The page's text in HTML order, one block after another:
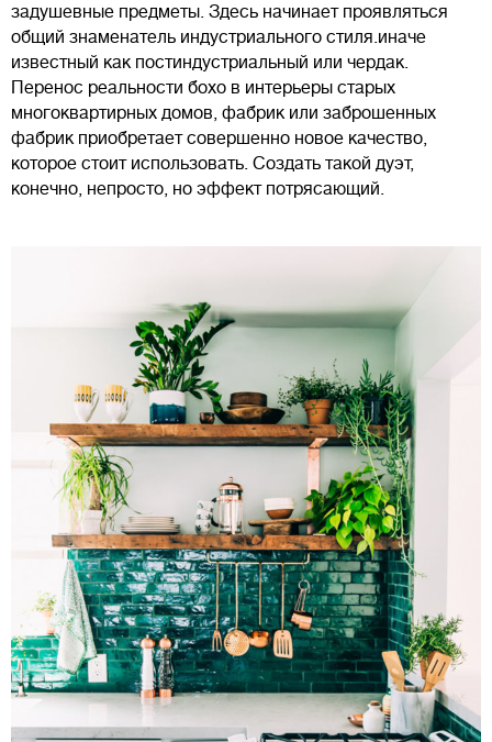
задушевные предметы. Здесь начинает проявляться
общий знаменатель индустриального стиля.иначе
известный как постиндустриальный или чердак.
Перенос реальности бохо в интерьеры старых
многоквартирных домов, фабрик или заброшенных
фабрик приобретает совершенно новое качество,
которое стоит использовать. Создать такой дуэт,
конечно, непросто, но эффект потрясающий.